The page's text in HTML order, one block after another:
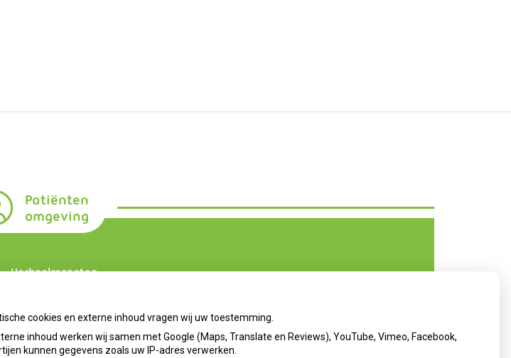
Patiënten
omgeving
Herhaalrecepten
cookies en externe inhoud vragen wij uw toestemming.
inhoud werken wij samen met Google (Maps, Translate en Reviews), YouTube, Vimeo, Facebook,
kunnen gegevens zoals uw IP-adres verwerken.